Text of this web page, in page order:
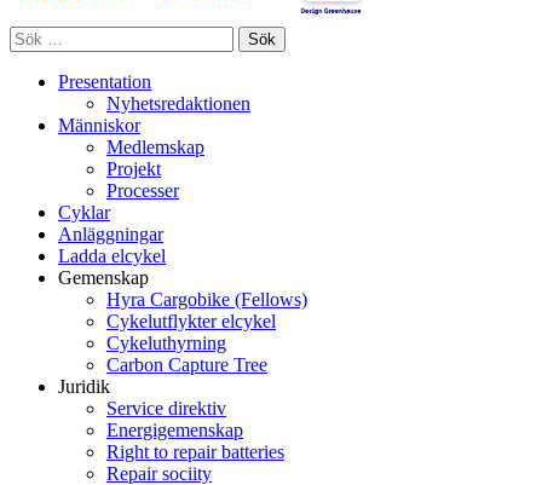
Sök
efter:
Presentation
Nyhetsredaktionen
Människor
Medlemskap
Projekt
Processer
Cyklar
Anläggningar
Ladda elcykel
Gemenskap
Hyra Cargobike (Fellows)
Cykelutflykter elcykel
Cykeluthyrning
Carbon Capture Tree
Juridik
Service direktiv
Energigemenskap
Right to repair batteries
Repair sociity